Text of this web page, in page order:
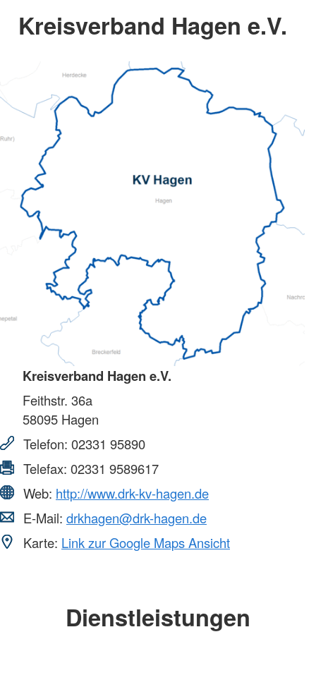
Kreisverband Hagen e.V.
Kreisverband Hagen e.V.
Feithstr. 36a
58095 Hagen
Telefon: 02331 95890
Telefax: 02331 9589617
Web: http://www.drk-kv-hagen.de
E-Mail: drkhagen@drk-hagen.de
Karte: Link zur Google Maps Ansicht
Dienstleistungen